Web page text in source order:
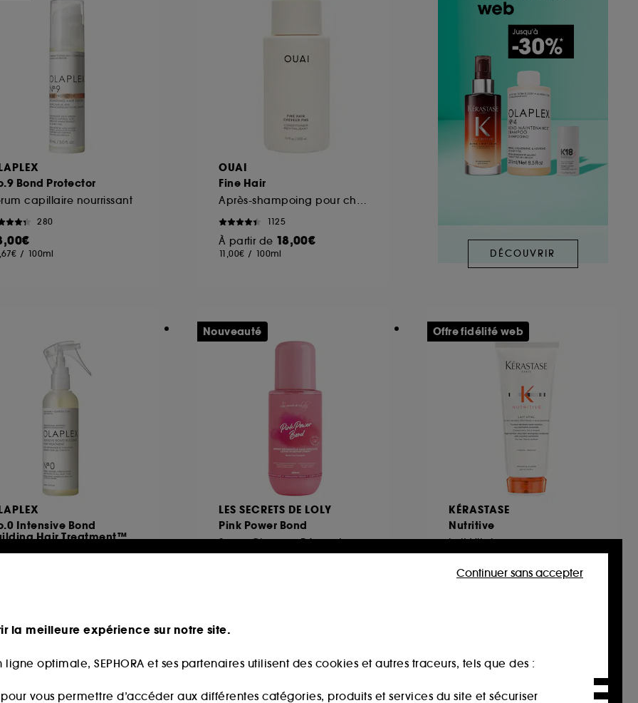
Bond Protector
capillaire nourrissant
280
/ 100ml
OUAI
Fine Hair
1125
À partir de 18,00€
11,00€ / 100ml DÉCOUVRIR
Intensive Bond
Hair Treatment™
des cheveux
LES SECRETS DE LOLY
Pink Power Bond
Spray Cheveux Réparateur sans rinçage
Nouveauté
KÉRASTASE
Nutritive
Lait Vital
29,92€
Offre fidélité web
la meilleure expérience sur notre site.
optimale, SEPHORA et ses partenaires utilisent des cookies et autres traceurs, tels que des :
pour vous permettre d’accéder aux différentes catégories, produits et services du site et sécuriser
Continuer sans accepter